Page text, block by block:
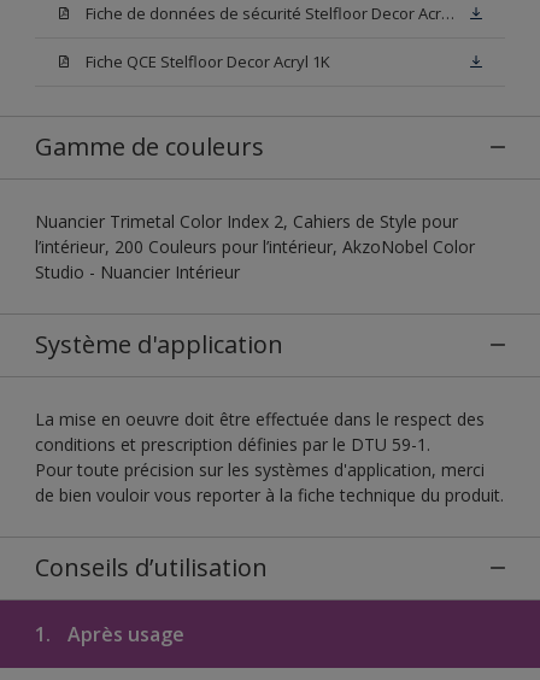
Fiche de données de sécurité Stelfloor Decor Acryl 1K
Fiche QCE Stelfloor Decor Acryl 1K
Gamme de couleurs
Nuancier Trimetal Color Index 2, Cahiers de Style pour
l’intérieur, 200 Couleurs pour l’intérieur, AkzoNobel Color
Studio - Nuancier Intérieur
Système d'application
La mise en oeuvre doit être effectuée dans le respect des
conditions et prescription définies par le DTU 59-1.
Pour toute précision sur les systèmes d'application, merci
de bien vouloir vous reporter à la fiche technique du produit.
Conseils d’utilisation
1. Après usage